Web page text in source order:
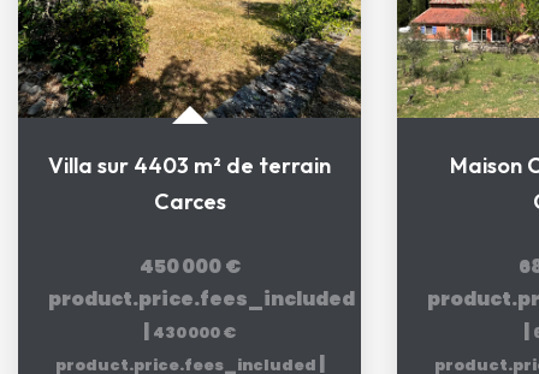
Villa sur 4403 m² de terrain
Carces
450 000 €
product.price.fees_included
| 430 000 €
product.price.fees_included |
Maison
|